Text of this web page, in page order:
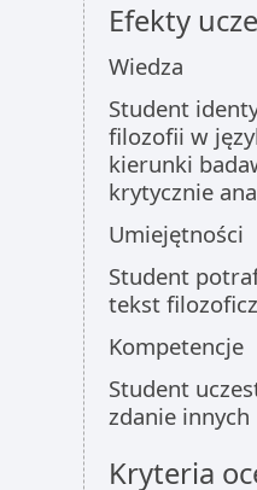
Efekty
Wiedza
Student
filozofii w
kierunki
krytycznie
Umiejętności
Student
tekst
Kompetencje
Student
zdanie innych
Kryteria